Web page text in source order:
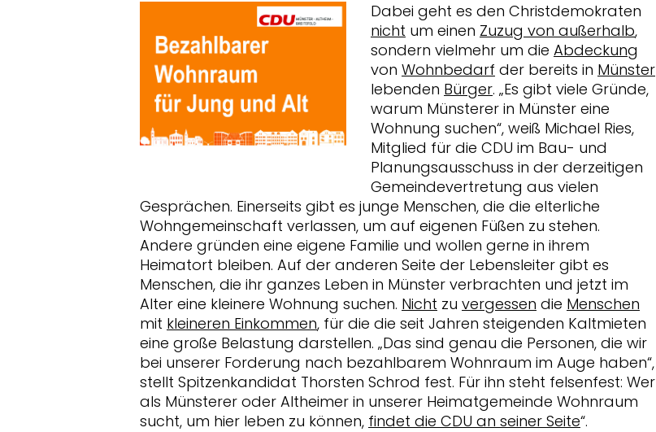
Dabei geht es den Christdemokraten
nicht um einen Zuzug von außerhalb,
sondern vielmehr um die Abdeckung
von Wohnbedarf der bereits in Münster
lebenden Bürger. „Es gibt viele Gründe,
warum Münsterer in Münster eine
Wohnung suchen“, weiß Michael Ries,
Mitglied für die CDU im Bau- und
Planungsausschuss in der derzeitigen
Gemeindevertretung aus vielen
Gesprächen. Einerseits gibt es junge Menschen, die die elterliche
Wohngemeinschaft verlassen, um auf eigenen Füßen zu stehen.
Andere gründen eine eigene Familie und wollen gerne in ihrem
Heimatort bleiben. Auf der anderen Seite der Lebensleiter gibt es
Menschen, die ihr ganzes Leben in Münster verbrachten und jetzt im
Alter eine kleinere Wohnung suchen. Nicht zu vergessen die Menschen
mit kleineren Einkommen, für die die seit Jahren steigenden Kaltmieten
eine große Belastung darstellen. „Das sind genau die Personen, die wir
bei unserer Forderung nach bezahlbarem Wohnraum im Auge haben“,
stellt Spitzenkandidat Thorsten Schrod fest. Für ihn steht felsenfest: Wer
als Münsterer oder Altheimer in unserer Heimatgemeinde Wohnraum
sucht, um hier leben zu können, findet die CDU an seiner Seite“.